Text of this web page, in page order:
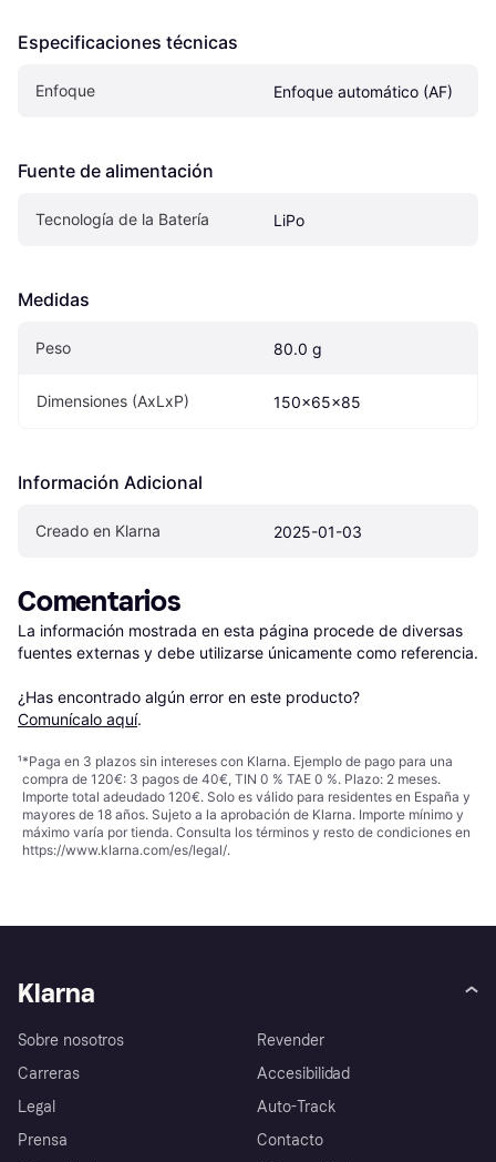
Especificaciones técnicas
Enfoque Enfoque automático (AF)
Fuente de alimentación
Tecnología de la Batería LiPo
Medidas
Peso 80.0 g
Dimensiones (AxLxP) 150x65x85
Información Adicional
Creado en Klarna 2025-01-03
Comentarios
La información mostrada en esta página procede de diversas
fuentes externas y debe utilizarse únicamente como referencia.
¿Has encontrado algún error en este producto?
Comunícalo aquí.
¹*Paga en 3 plazos sin intereses con Klarna. Ejemplo de pago para una
compra de 120€: 3 pagos de 40€, TIN 0 % TAE 0 %. Plazo: 2 meses.
Importe total adeudado 120€. Solo es válido para residentes en España y
mayores de 18 años. Sujeto a la aprobación de Klarna. Importe mínimo y
máximo varía por tienda. Consulta los términos y resto de condiciones en
https://www.klarna.com/es/legal/.
Klarna
Sobre nosotros
Carreras
Legal
Prensa
Revender
Accesibilidad
Auto-Track
Contacto